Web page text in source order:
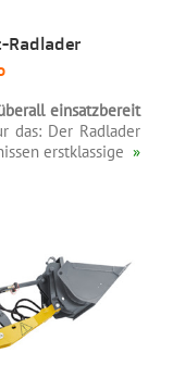
Radlader
einsatzbereit
das: Der Radlader
erstklassige »